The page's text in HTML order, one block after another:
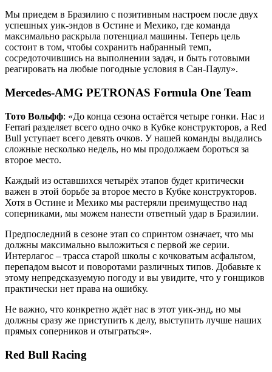
Мы приедем в Бразилию с позитивным настроем после двух
успешных уик-эндов в Остине и Мехико, где команда
максимально раскрыла потенциал машины. Теперь цель
состоит в том, чтобы сохранить набранный темп,
сосредоточившись на выполнении задач, и быть готовыми
реагировать на любые погодные условия в Сан-Паулу».
Mercedes-AMG PETRONAS Formula One Team
Тото Вольфф: «До конца сезона остаётся четыре гонки. Нас и
Ferrari разделяет всего одно очко в Кубке конструкторов, а Red
Bull уступает всего девять очков. У нашей команды выдались
сложные несколько недель, но мы продолжаем бороться за
второе место.
Каждый из оставшихся четырёх этапов будет критически
важен в этой борьбе за второе место в Кубке конструкторов.
Хотя в Остине и Мехико мы растеряли преимущество над
соперниками, мы можем нанести ответный удар в Бразилии.
Предпоследний в сезоне этап со спринтом означает, что мы
должны максимально выложиться с первой же серии.
Интерлагос – трасса старой школы с кочковатым асфальтом,
перепадом высот и поворотами различных типов. Добавьте к
этому непредсказуемую погоду и вы увидите, что у гонщиков
практически нет права на ошибку.
Не важно, что конкретно ждёт нас в этот уик-энд, но мы
должны сразу же приступить к делу, выступить лучше наших
прямых соперников и отыграться».
Red Bull Racing